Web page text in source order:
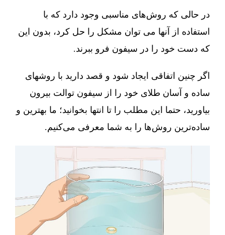
در حالی که روش‌های مناسبی وجود دارد که با
استفاده از آنها می توان مشکل را حل کرد، بدون این
که دست خود را در سیفون فرو ببرند.
اگر چنین اتفاقی ایجاد شود و قصد دارید با روشهای
ساده و آسان طلای خود را از سیفون توالت بیرون
بیاورید، حتما این مطلب را تا انتها بخوانید؛ ما بهترین و
ساده‌ترین روش‌ها را به شما معرفی می‌کنیم.